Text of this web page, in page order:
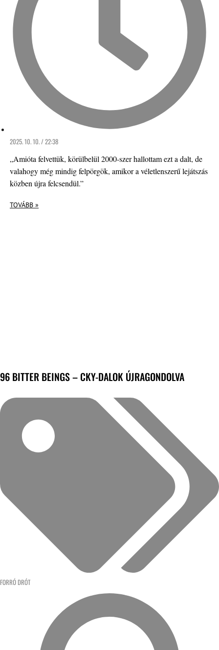
2025. 10. 10. / 22:38
„Amióta felvettük, körülbelül 2000-szer hallottam ezt a dalt, de
valahogy még mindig felpörgök, amikor a véletlenszerű lejátszás
közben újra felcsendül.”
TOVÁBB »
96 BITTER BEINGS – CKY-DALOK ÚJRAGONDOLVA
FORRÓ DRÓT